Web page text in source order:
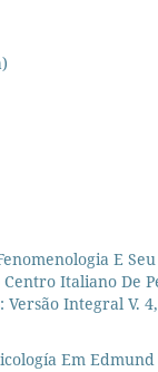
E
Italiano De
Versão Integral V.
Em